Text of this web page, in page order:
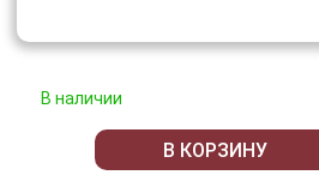
В наличии
В КОРЗИНУ